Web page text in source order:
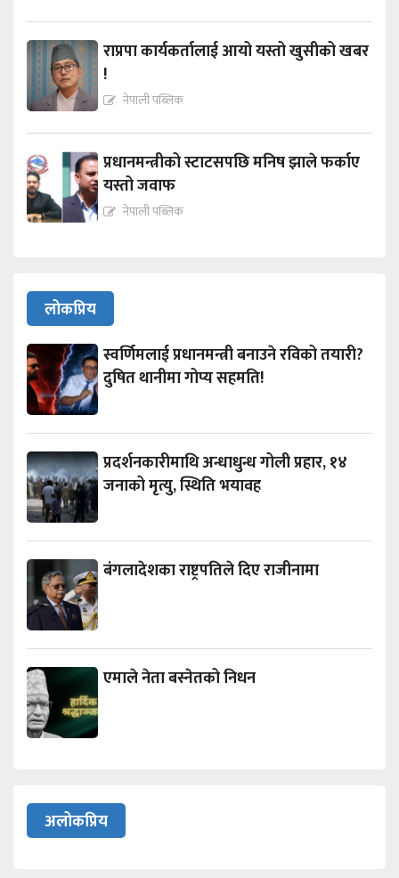
राप्रपा कार्यकर्तालाई आयो यस्तो खुसीको खबर
!
नेपाली पब्लिक
प्रधानमन्त्रीको स्टाटसपछि मनिष झाले फर्काए
यस्तो जवाफ
नेपाली पब्लिक
लोकप्रिय
स्वर्णिमलाई प्रधानमन्त्री बनाउने रविको तयारी?
दुषित थानीमा गोप्य सहमति!
प्रदर्शनकारीमाथि अन्धाधुन्ध गोली प्रहार, १४
जनाको मृत्यु, स्थिति भयावह
बंगलादेशका राष्ट्रपतिले दिए राजीनामा
एमाले नेता बस्नेतको निधन
अलोकप्रिय